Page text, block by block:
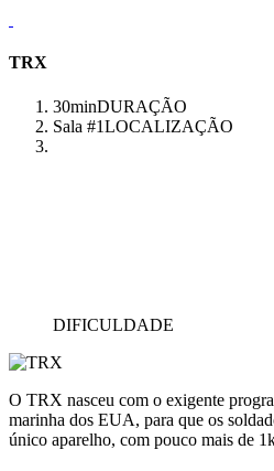
TRX
30minDURAÇÃO
Sala #1LOCALIZAÇÃO
DIFICULDADE
O TRX nasceu com o exigente
marinha dos EUA, para que os
único aparelho, com pouco mais de